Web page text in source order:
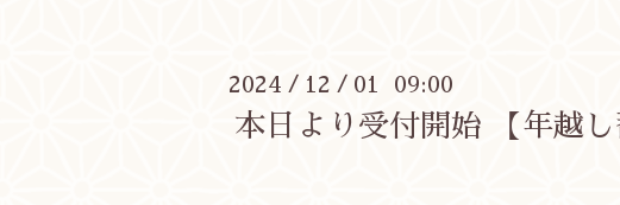
2024 / 12 / 01 09:00
本日より受付開始 【年越し